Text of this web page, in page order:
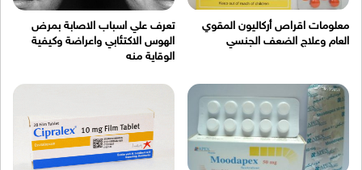
معلومات اقراص أركاليون المقوي
العام وعلاج الضعف الجنسي
تعرف علي اسباب الاصابة بمرض
الهوس الاكتئابي واعراضة وكيفية
الوقاية منه